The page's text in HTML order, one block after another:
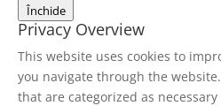
Închide
Privacy Overview
This website uses cookies to
you navigate through the
that are categorized as